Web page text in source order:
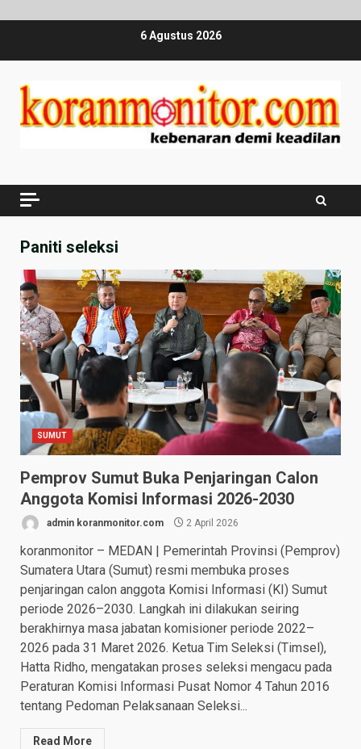
6 Agustus 2026
Paniti seleksi
SUMUT
Pemprov Sumut Buka Penjaringan Calon
Anggota Komisi Informasi 2026-2030
admin koranmonitor.com 2 April 2026
koranmonitor – MEDAN | Pemerintah Provinsi (Pemprov)
Sumatera Utara (Sumut) resmi membuka proses
penjaringan calon anggota Komisi Informasi (KI) Sumut
periode 2026–2030. Langkah ini dilakukan seiring
berakhirnya masa jabatan komisioner periode 2022–
2026 pada 31 Maret 2026. Ketua Tim Seleksi (Timsel),
Hatta Ridho, mengatakan proses seleksi mengacu pada
Peraturan Komisi Informasi Pusat Nomor 4 Tahun 2016
tentang Pedoman Pelaksanaan Seleksi...
Read More